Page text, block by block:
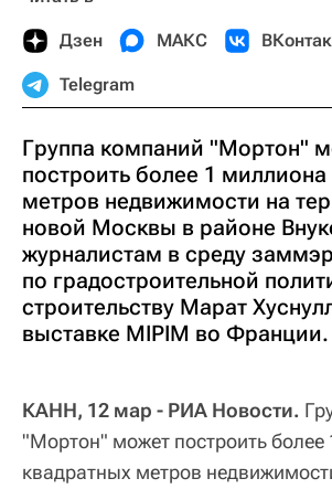
Дзен МАКС
Telegram
Группа компаний "Мортон"
построить более 1
метров недвижимости на
новой Москвы в районе
журналистам в среду
по градостроительной
строительству Марат
выставке MIPIM во Франции.
КАНН, 12 мар - РИА Новости.
"Мортон" может построить более
квадратных метров